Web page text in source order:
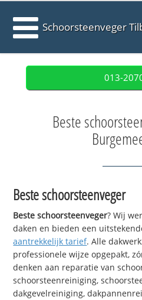
Schoorsteenveger
013-
Beste
Beste schoorsteenveger
Beste schoorsteenveger? Wij
daken en bieden een
aantrekkelijk tarief. Alle
professionele wijze opgepakt,
denken aan reparatie van
schoorsteenreiniging,
dakgevelreiniging,